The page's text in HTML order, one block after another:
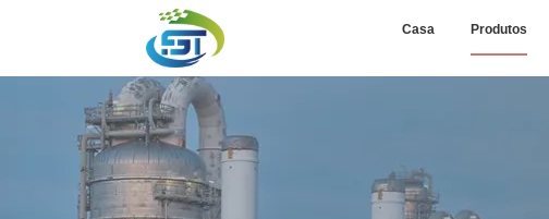
Casa Produtos